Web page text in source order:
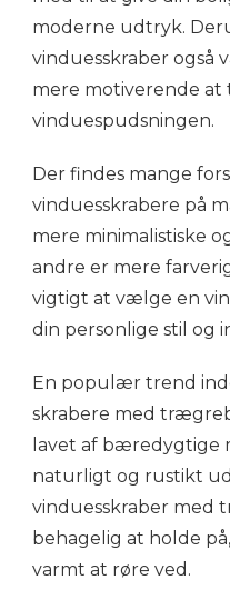
moderne udtryk.
vinduesskraber også
mere motiverende at
vinduespudsningen.
Der findes mange
vinduesskrabere på
mere minimalistiske
andre er mere
vigtigt at vælge en
din personlige stil og
En populær trend
skrabere med
lavet af bæredygtige
naturligt og rustikt
vinduesskraber med
behagelig at holde
varmt at røre ved.